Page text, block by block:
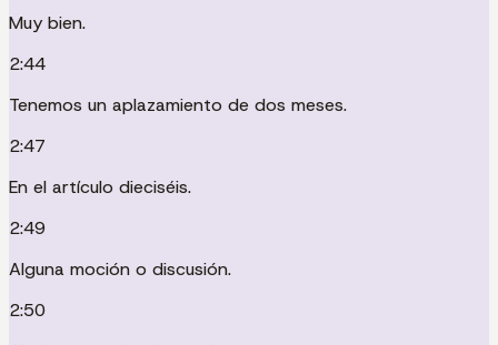
Muy bien.
2:44
Tenemos un aplazamiento de dos meses.
2:47
En el artículo dieciséis.
2:49
Alguna moción o discusión.
2:50